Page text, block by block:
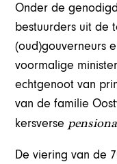
Onder de
bestuurders uit de
(oud)gouverneurs
voormalige
echtgenoot van
van de familie
kersverse
De viering van de